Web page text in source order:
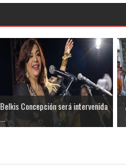
Belkis Concepción será intervenida
...